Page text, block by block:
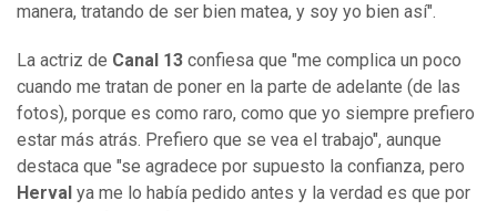
manera, tratando de ser bien matea, y soy yo bien así".
La actriz de Canal 13 confiesa que "me complica un poco
cuando me tratan de poner en la parte de adelante (de las
fotos), porque es como raro, como que yo siempre prefiero
estar más atrás. Prefiero que se vea el trabajo", aunque
destaca que "se agradece por supuesto la confianza, pero
Herval ya me lo había pedido antes y la verdad es que por